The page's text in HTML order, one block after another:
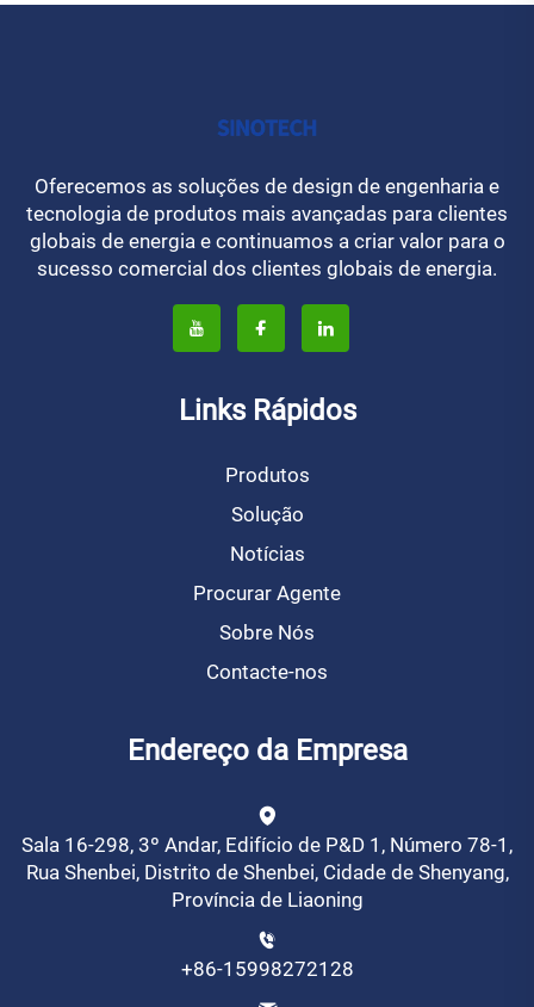
Oferecemos as soluções de design de engenharia e
tecnologia de produtos mais avançadas para clientes
globais de energia e continuamos a criar valor para o
sucesso comercial dos clientes globais de energia.
Links Rápidos
Produtos
Solução
Notícias
Procurar Agente
Sobre Nós
Contacte-nos
Endereço da Empresa
Sala 16-298, 3º Andar, Edifício de P&D 1, Número 78-1,
Rua Shenbei, Distrito de Shenbei, Cidade de Shenyang,
Província de Liaoning
+86-15998272128